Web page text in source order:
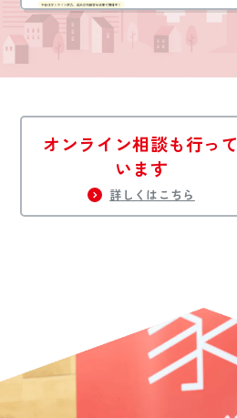
オンライン相談も行って
います
詳しくはこちら